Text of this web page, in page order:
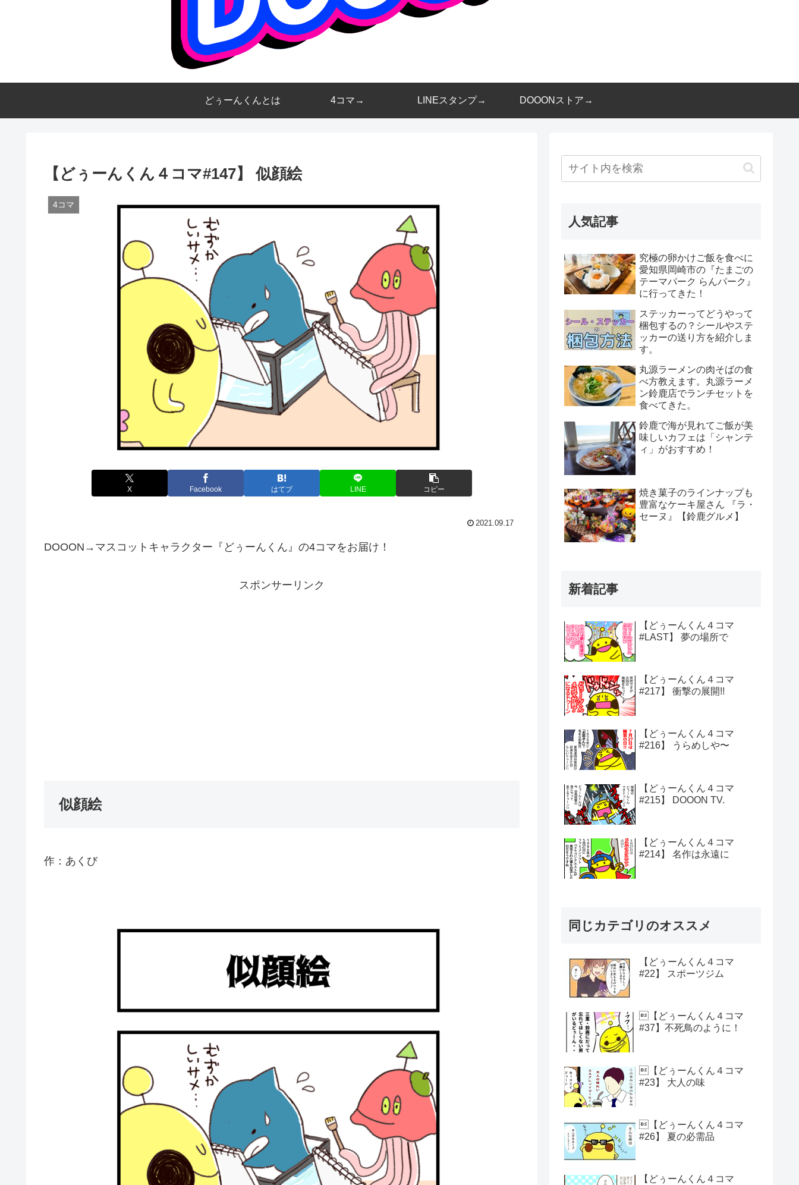
どぅーんくんとは 4コマ→ LINEスタンプ→ DOOONストア→
【どぅーんくん４コマ#147】 似顔絵
4コマ
X Facebook はてブ LINE コピー
2021.09.17
DOOON→マスコットキャラクター『どぅーんくん』の4コマをお届け！
スポンサーリンク
似顔絵
作：あくび
人気記事
究極の卵かけご飯を食べに
愛知県岡崎市の『たまごの
テーマパーク らんパーク』
に行ってきた！
ステッカーってどうやって
梱包するの？シールやステ
ッカーの送り方を紹介しま
す。
丸源ラーメンの肉そばの食
べ方教えます。丸源ラーメ
ン鈴鹿店でランチセットを
食べてきた。
鈴鹿で海が見れてご飯が美
味しいカフェは「シャンテ
ィ」がおすすめ！
焼き菓子のラインナップも
豊富なケーキ屋さん 『ラ・
セーヌ』【鈴鹿グルメ】
新着記事
【どぅーんくん４コマ
#LAST】 夢の場所で
【どぅーんくん４コマ
#217】 衝撃の展開!!
【どぅーんくん４コマ
#216】 うらめしや〜
【どぅーんくん４コマ
#215】 DOOON TV.
【どぅーんくん４コマ
#214】 名作は永遠に
同じカテゴリのオススメ
【どぅーんくん４コマ
#22】 スポーツジム
【どぅーんくん４コマ
#37】不死鳥のように！
【どぅーんくん４コマ
#23】 大人の味
【どぅーんくん４コマ
#26】 夏の必需品
【どぅーんくん４コマ